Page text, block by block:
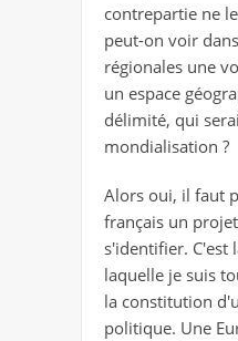
contrepartie ne
peut-on voir
régionales une
un espace
délimité, qui
mondialisation ?
Alors oui, il faut
français un
s'identifier. C'est
laquelle je suis
la constitution
politique. Une